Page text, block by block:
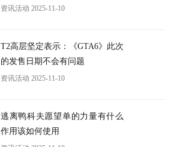
资讯活动 2025-11-10
T2高层坚定表示：《GTA6》此次
的发售日期不会有问题
资讯活动 2025-11-10
逃离鸭科夫愿望单的力量有什么
作用该如何使用